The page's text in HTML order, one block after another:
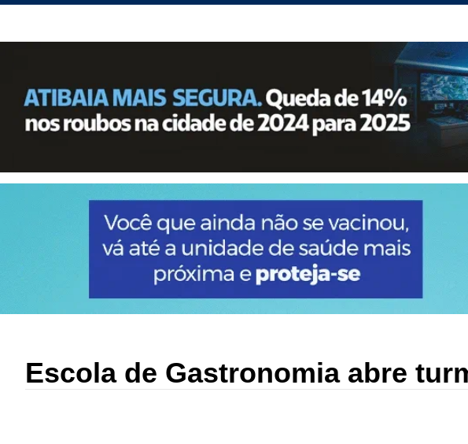
Escola de Gastronomia abre